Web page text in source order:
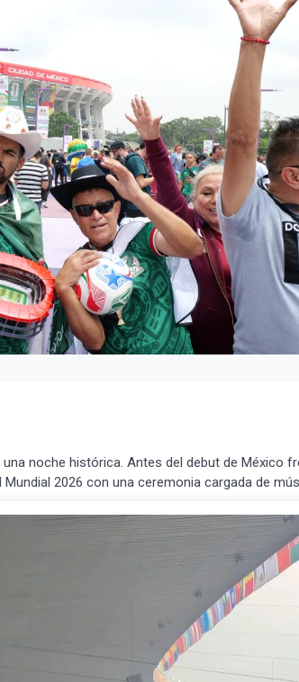
noche histórica. Antes del debut de México
2026 con una ceremonia cargada de